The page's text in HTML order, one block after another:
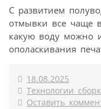
С развитием
отмывки все чаще
какую воду можно
ополаскивания
18.08.2025
Технологии
Оставить